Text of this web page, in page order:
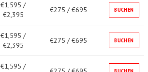
€1,595 /
€2,395
€275 / €695 BUCHEN
€1,595 /
€2,395
€275 / €695 BUCHEN
€1,595 /